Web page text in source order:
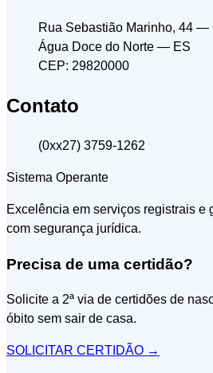
Rua Sebastião Marinho, 44 —
Água Doce do Norte — ES
CEP: 29820000
Contato
(0xx27) 3759-1262
Sistema Operante
Excelência em serviços registrais e
com segurança jurídica.
Precisa de uma certidão?
Solicite a 2ª via de certidões de
óbito sem sair de casa.
SOLICITAR CERTIDÃO →